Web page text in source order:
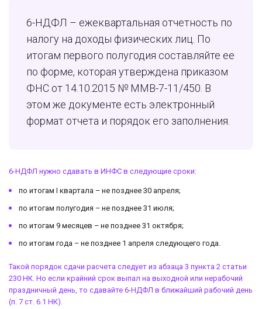
6-НДФЛ – ежеквартальная отчетность по
налогу на доходы физических лиц. По
итогам первого полугодия составляйте ее
по форме, которая утверждена приказом
ФНС от 14.10.2015 № ММВ-7-11/450. В
этом же документе есть электронный
формат отчета и порядок его заполнения.
6-НДФЛ нужно сдавать в ИНФС в следующие сроки:
по итогам I квартала – не позднее 30 апреля;
по итогам полугодия – не позднее 31 июля;
по итогам 9 месяцев – не позднее 31 октября;
по итогам года – не позднее 1 апреля следующего года.
Такой порядок сдачи расчета следует из абзаца 3 пункта 2 статьи
230 НК. Но если крайний срок выпал на выходной или нерабочий
праздничный день, то сдавайте 6-НДФЛ в ближайший рабочий день
(п. 7 ст. 6.1 НК).